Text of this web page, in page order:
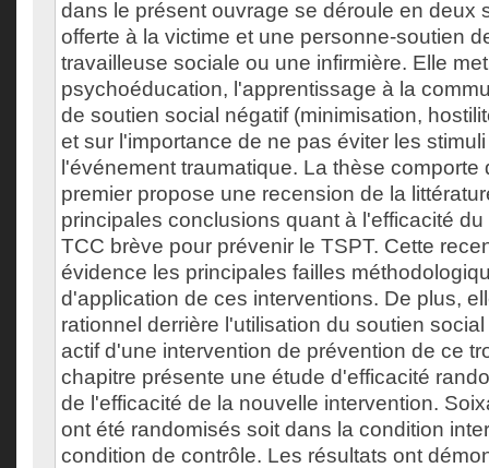
dans le présent ouvrage se déroule en deux
offerte à la victime et une personne-soutien
travailleuse sociale ou une infirmière. Elle
psychoéducation, l'apprentissage à la
de soutien social négatif (minimisation,
et sur l'importance de ne pas éviter les
l'événement traumatique. La thèse comporte
premier propose une recension de la
principales conclusions quant à l'efficacité
TCC brève pour prévenir le TSPT. Cette
évidence les principales failles
d'application de ces interventions. De plus,
rationnel derrière l'utilisation du soutien
actif d'une intervention de prévention de ce
chapitre présente une étude d'efficacité
de l'efficacité de la nouvelle intervention.
ont été randomisés soit dans la condition
condition de contrôle. Les résultats ont